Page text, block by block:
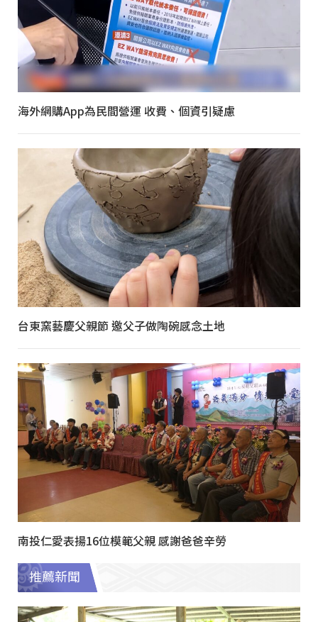
海外網購App為民間營運 收費、個資引疑慮
台東窯藝慶父親節 邀父子做陶碗感念土地
南投仁愛表揚16位模範父親 感謝爸爸辛勞
推薦新聞